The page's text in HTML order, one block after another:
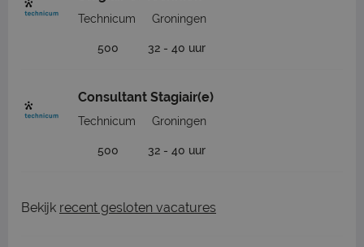
Technicum Groningen
500 32 - 40 uur
Consultant Stagiair(e)
Technicum Groningen
500 32 - 40 uur
Bekijk recent gesloten vacatures